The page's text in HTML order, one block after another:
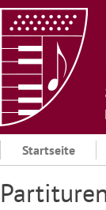
Skip
to
content
Startseite